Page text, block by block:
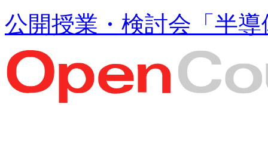
公開授業・検討会「半